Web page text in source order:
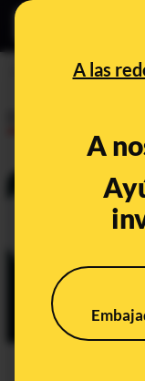
A las
A
Por qué
haya